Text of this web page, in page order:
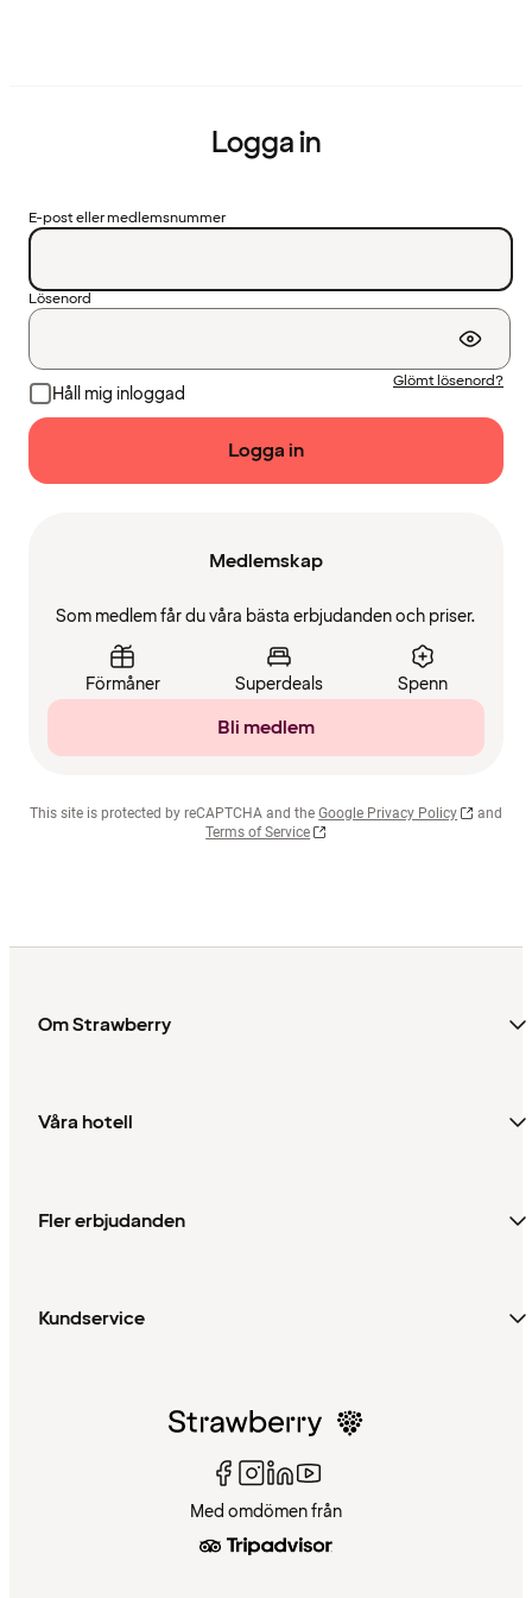
Logga in
E-post eller medlemsnummer
Lösenord
Håll mig inloggad
Glömt lösenord?
Logga in
Medlemskap
Som medlem får du våra bästa erbjudanden och priser.
Förmåner Superdeals Spenn
Bli medlem
This site is protected by reCAPTCHA and the Google Privacy Policy
and
Terms of Service
Om Strawberry
Våra hotell
Fler erbjudanden
Kundservice
Med omdömen från